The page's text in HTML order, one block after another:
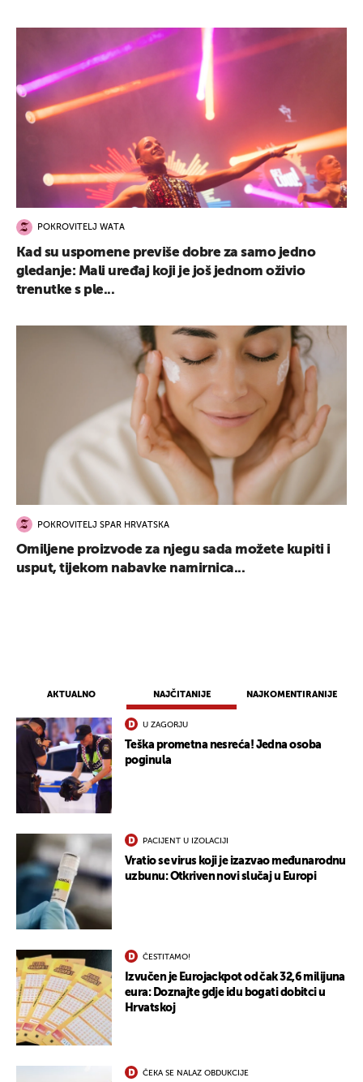
AKTUALNO NAJČITANIJE NAJKOMENTIRANIJE
U ZAGORJU
Teška prometna nesreća! Jedna osoba
poginula
PACIJENT U IZOLACIJI
Vratio se virus koji je izazvao međunarodnu
uzbunu: Otkriven novi slučaj u Europi
ČESTITAMO!
Izvučen je Eurojackpot od čak 32,6 milijuna
eura: Doznajte gdje idu bogati dobitci u
Hrvatskoj
ČEKA SE NALAZ OBDUKCIJE
POKROVITELJ WATA
Kad su uspomene previše dobre za samo jedno
gledanje: Mali uređaj koji je još jednom oživio
trenutke s ple...
POKROVITELJ SPAR HRVATSKA
Omiljene proizvode za njegu sada možete kupiti i
usput, tijekom nabavke namirnica...